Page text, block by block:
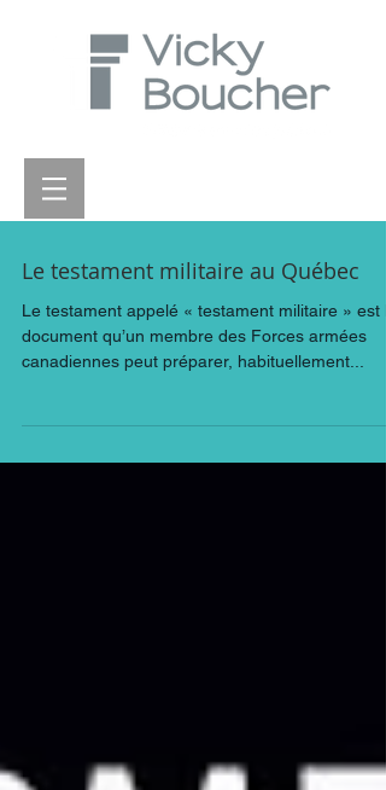
Le testament militaire au Québec
Le testament appelé « testament militaire » est
document qu’un membre des Forces armées
canadiennes peut préparer, habituellement...